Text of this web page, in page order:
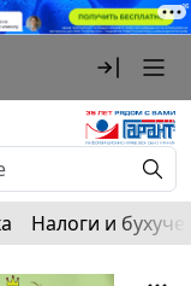
Налоги и